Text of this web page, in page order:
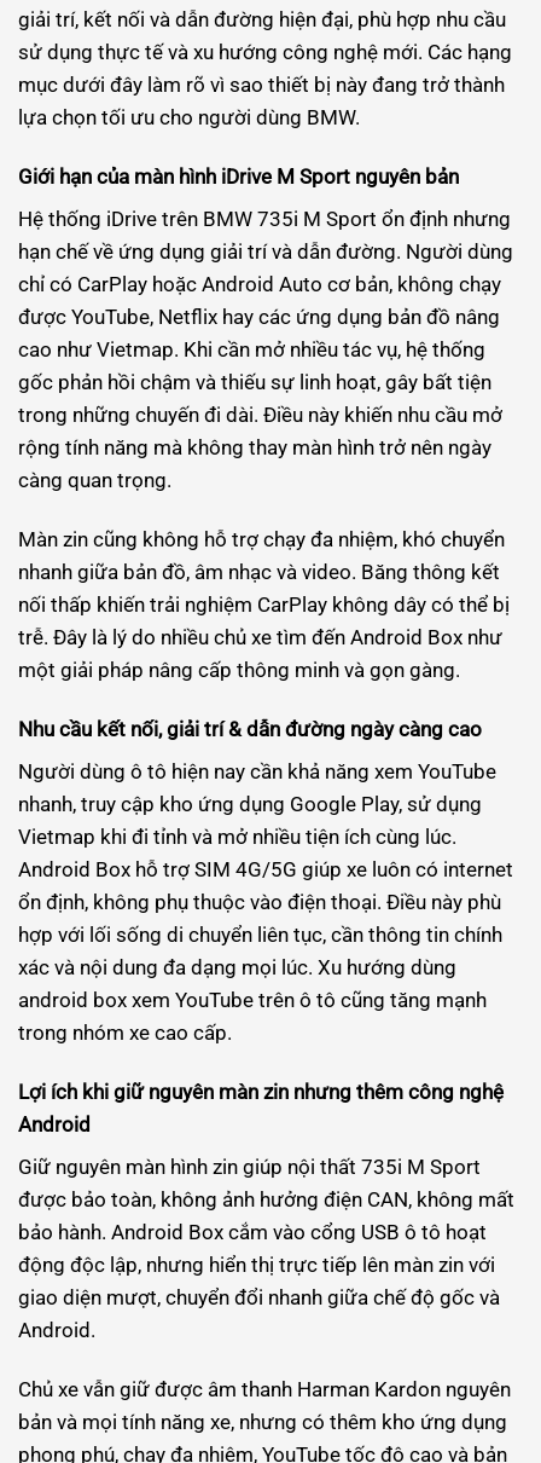
giải trí, kết nối và dẫn đường hiện đại, phù hợp nhu cầu
sử dụng thực tế và xu hướng công nghệ mới. Các hạng
mục dưới đây làm rõ vì sao thiết bị này đang trở thành
lựa chọn tối ưu cho người dùng BMW.
Giới hạn của màn hình iDrive M Sport nguyên bản
Hệ thống iDrive trên BMW 735i M Sport ổn định nhưng
hạn chế về ứng dụng giải trí và dẫn đường. Người dùng
chỉ có CarPlay hoặc Android Auto cơ bản, không chạy
được YouTube, Netflix hay các ứng dụng bản đồ nâng
cao như Vietmap. Khi cần mở nhiều tác vụ, hệ thống
gốc phản hồi chậm và thiếu sự linh hoạt, gây bất tiện
trong những chuyến đi dài. Điều này khiến nhu cầu mở
rộng tính năng mà không thay màn hình trở nên ngày
càng quan trọng.
Màn zin cũng không hỗ trợ chạy đa nhiệm, khó chuyển
nhanh giữa bản đồ, âm nhạc và video. Băng thông kết
nối thấp khiến trải nghiệm CarPlay không dây có thể bị
trễ. Đây là lý do nhiều chủ xe tìm đến Android Box như
một giải pháp nâng cấp thông minh và gọn gàng.
Nhu cầu kết nối, giải trí & dẫn đường ngày càng cao
Người dùng ô tô hiện nay cần khả năng xem YouTube
nhanh, truy cập kho ứng dụng Google Play, sử dụng
Vietmap khi đi tỉnh và mở nhiều tiện ích cùng lúc.
Android Box hỗ trợ SIM 4G/5G giúp xe luôn có internet
ổn định, không phụ thuộc vào điện thoại. Điều này phù
hợp với lối sống di chuyển liên tục, cần thông tin chính
xác và nội dung đa dạng mọi lúc. Xu hướng dùng
android box xem YouTube trên ô tô cũng tăng mạnh
trong nhóm xe cao cấp.
Lợi ích khi giữ nguyên màn zin nhưng thêm công nghệ
Android
Giữ nguyên màn hình zin giúp nội thất 735i M Sport
được bảo toàn, không ảnh hưởng điện CAN, không mất
bảo hành. Android Box cắm vào cổng USB ô tô hoạt
động độc lập, nhưng hiển thị trực tiếp lên màn zin với
giao diện mượt, chuyển đổi nhanh giữa chế độ gốc và
Android.
Chủ xe vẫn giữ được âm thanh Harman Kardon nguyên
bản và mọi tính năng xe, nhưng có thêm kho ứng dụng
phong phú, chạy đa nhiệm, YouTube tốc độ cao và bản